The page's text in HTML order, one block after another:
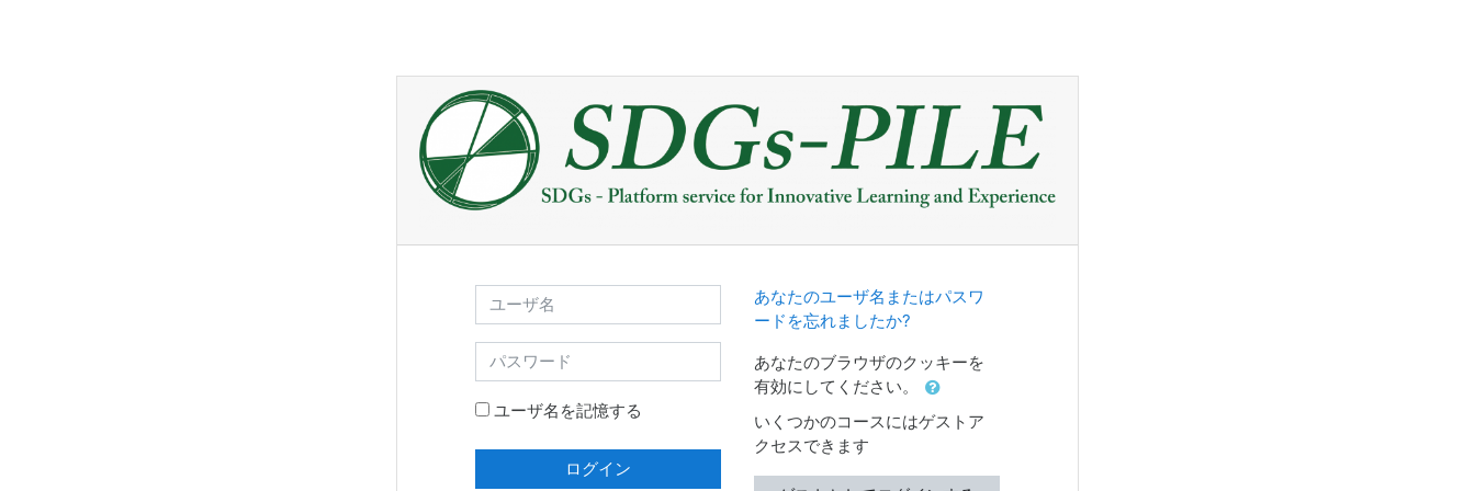
ユーザ名
パスワード
ユーザ名を記憶する
ログイン
あなたのユーザ名またはパスワ
ードを忘れましたか?
あなたのブラウザのクッキーを
有効にしてください。
いくつかのコースにはゲストア
クセスできます